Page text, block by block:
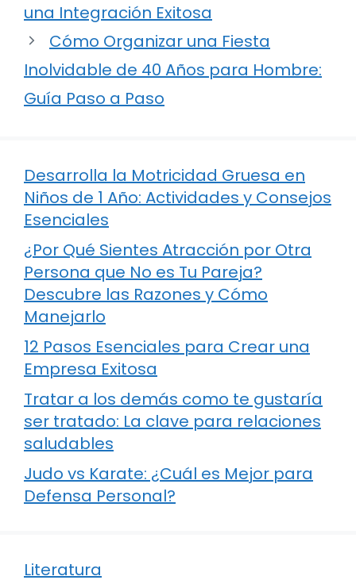
una Integración Exitosa
Cómo Organizar una Fiesta
Inolvidable de 40 Años para Hombre:
Guía Paso a Paso
Desarrolla la Motricidad Gruesa en
Niños de 1 Año: Actividades y Consejos
Esenciales
¿Por Qué Sientes Atracción por Otra
Persona que No es Tu Pareja?
Descubre las Razones y Cómo
Manejarlo
12 Pasos Esenciales para Crear una
Empresa Exitosa
Tratar a los demás como te gustaría
ser tratado: La clave para relaciones
saludables
Judo vs Karate: ¿Cuál es Mejor para
Defensa Personal?
Literatura